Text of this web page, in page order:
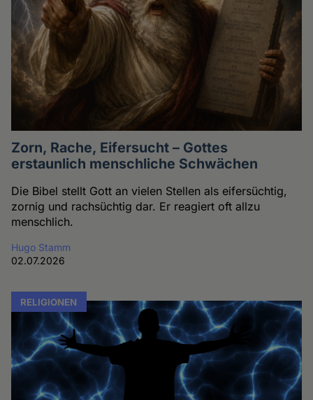
Zorn, Rache, Eifersucht – Gottes
erstaunlich menschliche Schwächen
Die Bibel stellt Gott an vielen Stellen als eifersüchtig,
zornig und rachsüchtig dar. Er reagiert oft allzu
menschlich.
Hugo Stamm
02.07.2026
RELIGIONEN